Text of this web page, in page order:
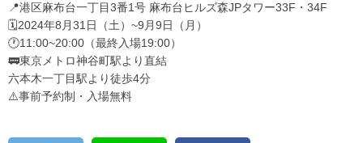
📍港区麻布台一丁目3番1号 麻布台ヒルズ森JPタワー33F・34F
🗓️2024年8月31日（土）~9月9日（月）
🕐11:00~20:00（最終入場19:00）
🚃東京メトロ神谷町駅より直結
六本木一丁目駅より徒歩4分
⚠️事前予約制・入場無料